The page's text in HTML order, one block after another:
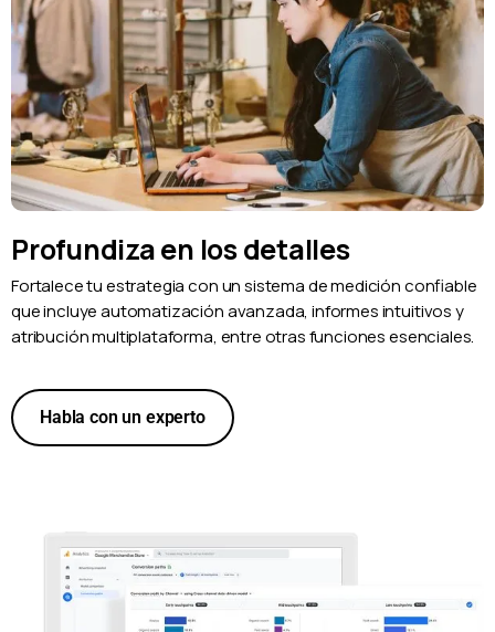
Profundiza en los detalles
Fortalece tu estrategia con un sistema de medición confiable
que incluye automatización avanzada, informes intuitivos y
atribución multiplataforma, entre otras funciones esenciales.
Habla con un experto